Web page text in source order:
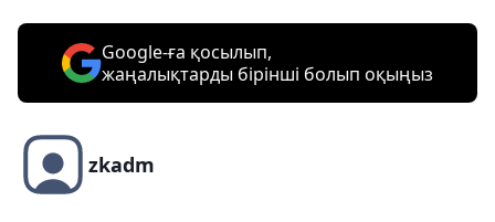
Google-ға қосылып,
жаңалықтарды бірінші болып оқыңыз
zkadm